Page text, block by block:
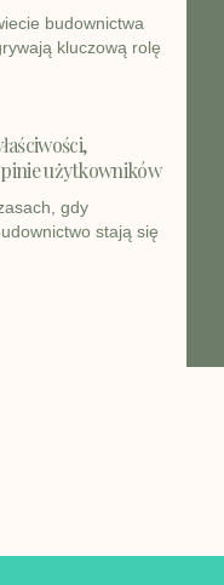
budownictwa
kluczową rolę
użytkowników
gdy
stają się